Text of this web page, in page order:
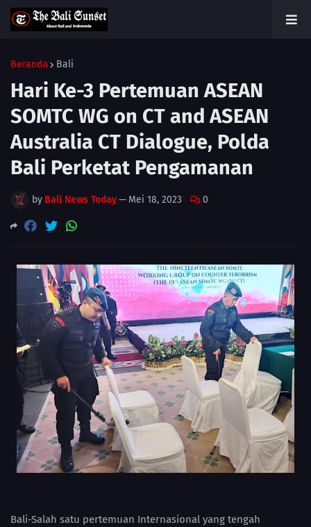
Beranda Bali
Hari Ke-3 Pertemuan ASEAN
SOMTC WG on CT and ASEAN
Australia CT Dialogue, Polda
Bali Perketat Pengamanan
by Bali News Today— Mei 18, 2023 0
Bali-Salah satu pertemuan Internasional yang tengah